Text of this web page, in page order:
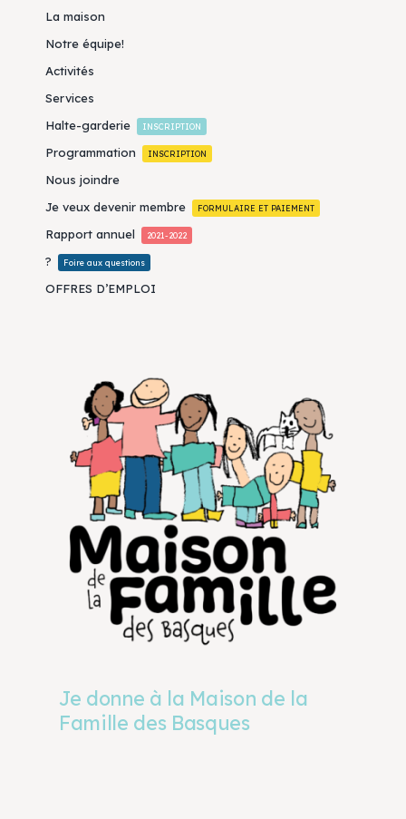
La maison
Notre équipe!
Activités
Services
Halte-garderie
INSCRIPTION
Programmation INSCRIPTION
Nous joindre
Je veux devenir membre
FORMULAIRE ET PAIEMENT
Rapport annuel 2021-2022
? Foire aux questions
OFFRES D’EMPLOI
Je donne à la Maison de la
Famille des Basques